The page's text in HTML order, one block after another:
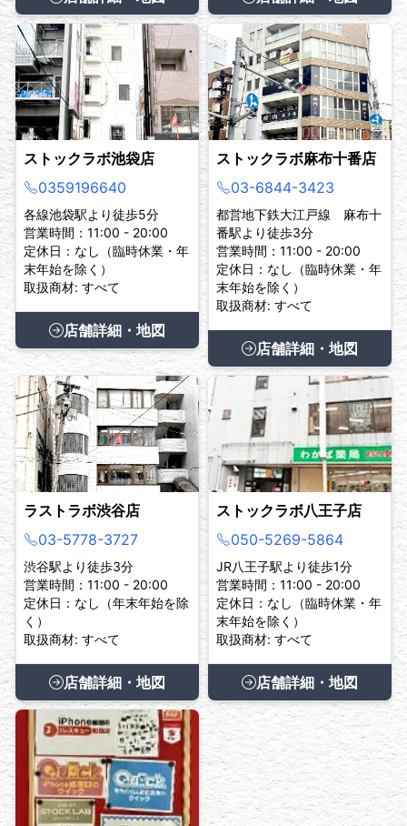
ストックラボ池袋店
0359196640
各線池袋駅より徒歩5分
営業時間：11:00 - 20:00
定休日：なし（臨時休業・年
末年始を除く）
取扱商材: すべて
店舗詳細・地図
ストックラボ麻布十番店
03-6844-3423
都営地下鉄大江戸線 麻布十
番駅より徒歩3分
営業時間：11:00 - 20:00
定休日：なし（臨時休業・年
末年始を除く）
取扱商材: すべて
店舗詳細・地図
ラストラボ渋谷店
03-5778-3727
渋谷駅より徒歩3分
営業時間：11:00 - 20:00
定休日：なし（年末年始を除
く）
取扱商材: すべて
店舗詳細・地図
ストックラボ八王子店
050-5269-5864
JR八王子駅より徒歩1分
営業時間：11:00 - 20:00
定休日：なし（臨時休業・年
末年始を除く）
取扱商材: すべて
店舗詳細・地図